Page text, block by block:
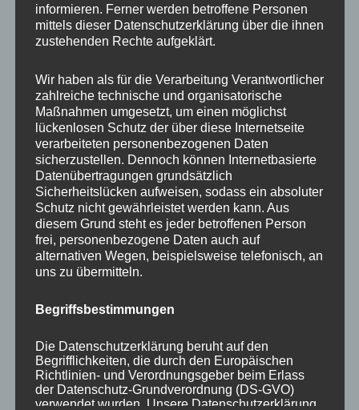
NEWS ABONNIEREN?
KATEGORIEN
Aktuelle Fakten und Umfragen
Impulse zur persönlichen Reflexion
Naturfoto-Blog
Training und Coaching
informieren. Ferner werden betroffene Personen
mittels dieser Datenschutzerklärung über die ihnen
zustehenden Rechte aufgeklärt.
Wir haben als für die Verarbeitung Verantwortlicher
zahlreiche technische und organisatorische
Maßnahmen umgesetzt, um einen möglichst
lückenlosen Schutz der über diese Internetseite
verarbeiteten personenbezogenen Daten
sicherzustellen. Dennoch können Internetbasierte
Datenübertragungen grundsätzlich
Sicherheitslücken aufweisen, sodass ein absoluter
Schutz nicht gewährleistet werden kann. Aus
diesem Grund steht es jeder betroffenen Person
frei, personenbezogene Daten auch auf
alternativen Wegen, beispielsweise telefonisch, an
uns zu übermitteln.
Begriffsbestimmungen
Die Datenschutzerklärung beruht auf den
Begrifflichkeiten, die durch den Europäischen
Richtlinien- und Verordnungsgeber beim Erlass
der Datenschutz-Grundverordnung (DS-GVO)
verwendet wurden. Unsere Datenschutzerklärung